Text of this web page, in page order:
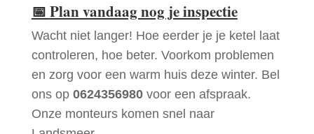
📅 Plan vandaag nog je inspectie
Wacht niet langer! Hoe eerder je je ketel laat
controleren, hoe beter. Voorkom problemen
en zorg voor een warm huis deze winter. Bel
ons op 0624356980voor een afspraak.
Onze monteurs komen snel naar